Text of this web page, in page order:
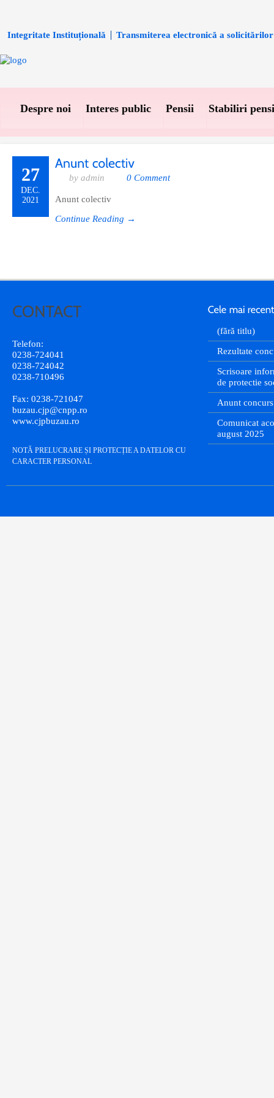
Integritate Instituțională Transmiterea electronică a solicitărilor
Despre noi Interes public Pensii Stabiliri
27
DEC.
2021
by admin 0 Comment
Anunt colectiv
Continue Reading →
Telefon:
0238-724041
0238-724042
0238-710496
Fax: 0238-721047
buzau.cjp@cnpp.ro
www.cjpbuzau.ro
NOTĂ PRELUCRARE ȘI PROTECȚIE A DATELOR CU
CARACTER PERSONAL
(fără titlu)
Rezultate
Scrisoare
de protectie
Anunt concurs
Comunicat
august 2025